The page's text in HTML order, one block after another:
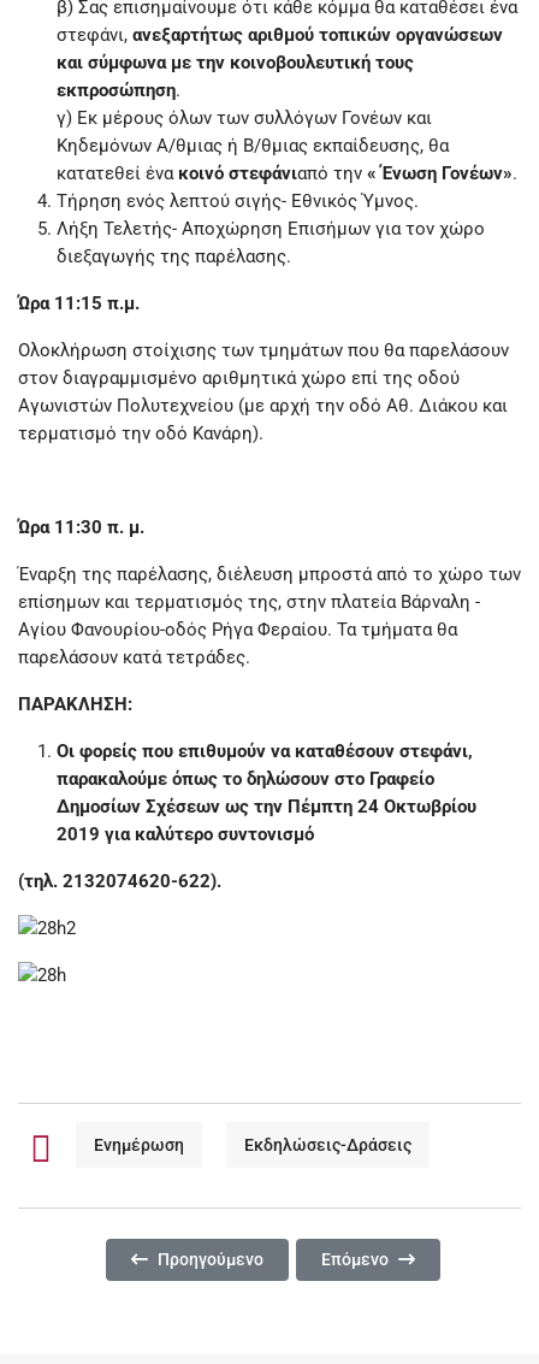
β) Σας επισημαίνουμε ότι κάθε κόμμα θα καταθέσει ένα
στεφάνι, ανεξαρτήτως αριθμού τοπικών οργανώσεων
και σύμφωνα με την κοινοβουλευτική τους
εκπροσώπηση.
γ) Εκ μέρους όλων των συλλόγων Γονέων και
Κηδεμόνων Α/θμιας ή Β/θμιας εκπαίδευσης, θα
κατατεθεί ένα κοινό στεφάνιαπό την « Ένωση Γονέων».
Τήρηση ενός λεπτού σιγής- Εθνικός Ύμνος.
Λήξη Τελετής- Αποχώρηση Επισήμων για τον χώρο
διεξαγωγής της παρέλασης.
Ώρα 11:15 π.μ.
Ολοκλήρωση στοίχισης των τμημάτων που θα παρελάσουν
στον διαγραμμισμένο αριθμητικά χώρο επί της οδού
Αγωνιστών Πολυτεχνείου (με αρχή την οδό Αθ. Διάκου και
τερματισμό την οδό Κανάρη).
Ώρα 11:30 π. μ.
Έναρξη της παρέλασης, διέλευση μπροστά από το χώρο των
επίσημων και τερματισμός της, στην πλατεία Βάρναλη -
Αγίου Φανουρίου-οδός Ρήγα Φεραίου. Τα τμήματα θα
παρελάσουν κατά τετράδες.
ΠΑΡΑΚΛΗΣΗ:
Οι φορείς που επιθυμούν να καταθέσουν στεφάνι,
παρακαλούμε όπως το δηλώσουν στο Γραφείο
Δημοσίων Σχέσεων ως την Πέμπτη 24 Οκτωβρίου
2019 για καλύτερο συντονισμό
(τηλ. 2132074620-622).
Ενημέρωση Εκδηλώσεις-Δράσεις
Προηγούμενο Άρθρο: ΗΜΕΡΑ ΥΙΟΘΕΣΙΑΣ
Προηγούμενο Επόμενο Άρθρο:
Επόμενο